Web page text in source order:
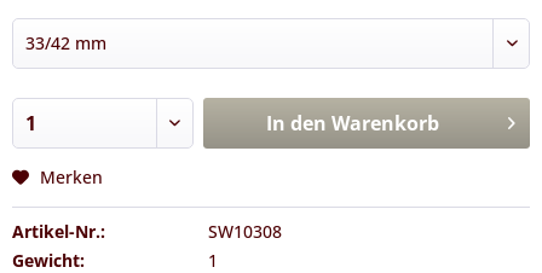
In den Warenkorb
Merken
Artikel-Nr.:
SW10308
Gewicht:
1